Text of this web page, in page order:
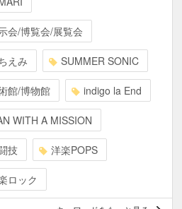
会/博覧会/展覧会
えみ SUMMER SONIC
館/博物館 indigo la End
WITH A MISSION
技 洋楽POPS
ロック